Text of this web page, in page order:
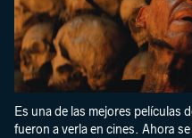
Es una de las mejores películas
fueron a verla en cines. Ahora